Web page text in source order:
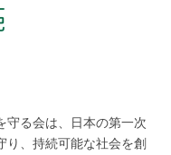
守る会は、日本の第一次
り、持続可能な社会を創